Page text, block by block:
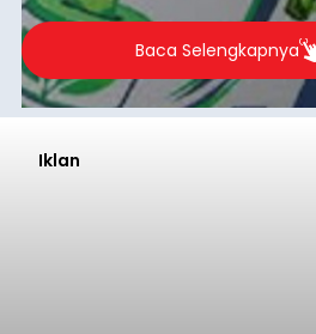
Baca Selengkapnya
Iklan